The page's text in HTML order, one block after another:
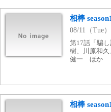
相棒
08/11（Tue
第17話「騙
樹、川原和
健一 ほか
相棒